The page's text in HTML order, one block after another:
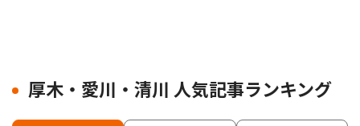
厚木・愛川・清川 人気記事ランキング